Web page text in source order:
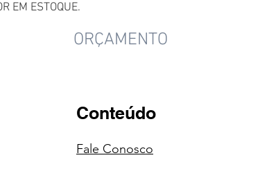
EM ESTOQUE.
ORÇAMENTO
Conteúdo
Fale Conosco